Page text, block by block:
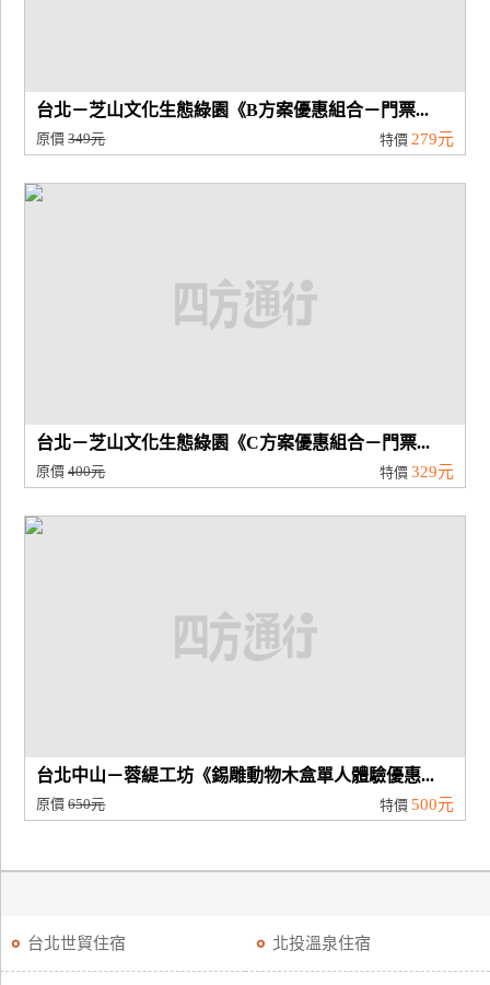
台北－芝山文化生態綠園《B方案優惠組合－門票...
原價349元 特價 279元
台北－芝山文化生態綠園《C方案優惠組合－門票...
原價400元 特價 329元
台北中山－蓉緹工坊《錫雕動物木盒單人體驗優惠...
原價650元 特價 500元
台北世貿住宿 北投溫泉住宿